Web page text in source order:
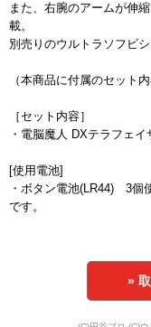
また、右腕のアームが伸
載。
別売りのウルトラソフビ
（本商品に付属のセット
［セット内容］
・電脳魔人 DXテラフェ
[使用電池]
・ボタン電池(LR44) 3個
です。
»